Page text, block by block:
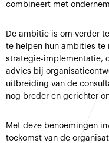
combineert met
De ambitie is om verder
te helpen hun ambities te
strategie-implementatie,
advies bij
uitbreiding van de
nog breder en gerichter
Met deze benoemingen
toekomst van de